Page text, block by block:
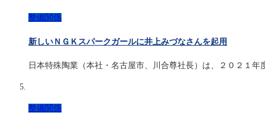
整備関係
新しいＮＧＫスパークガールに井上みづなさんを起用
日本特殊陶業（本社・名古屋市、川合尊社長）は、２０２１
整備関係